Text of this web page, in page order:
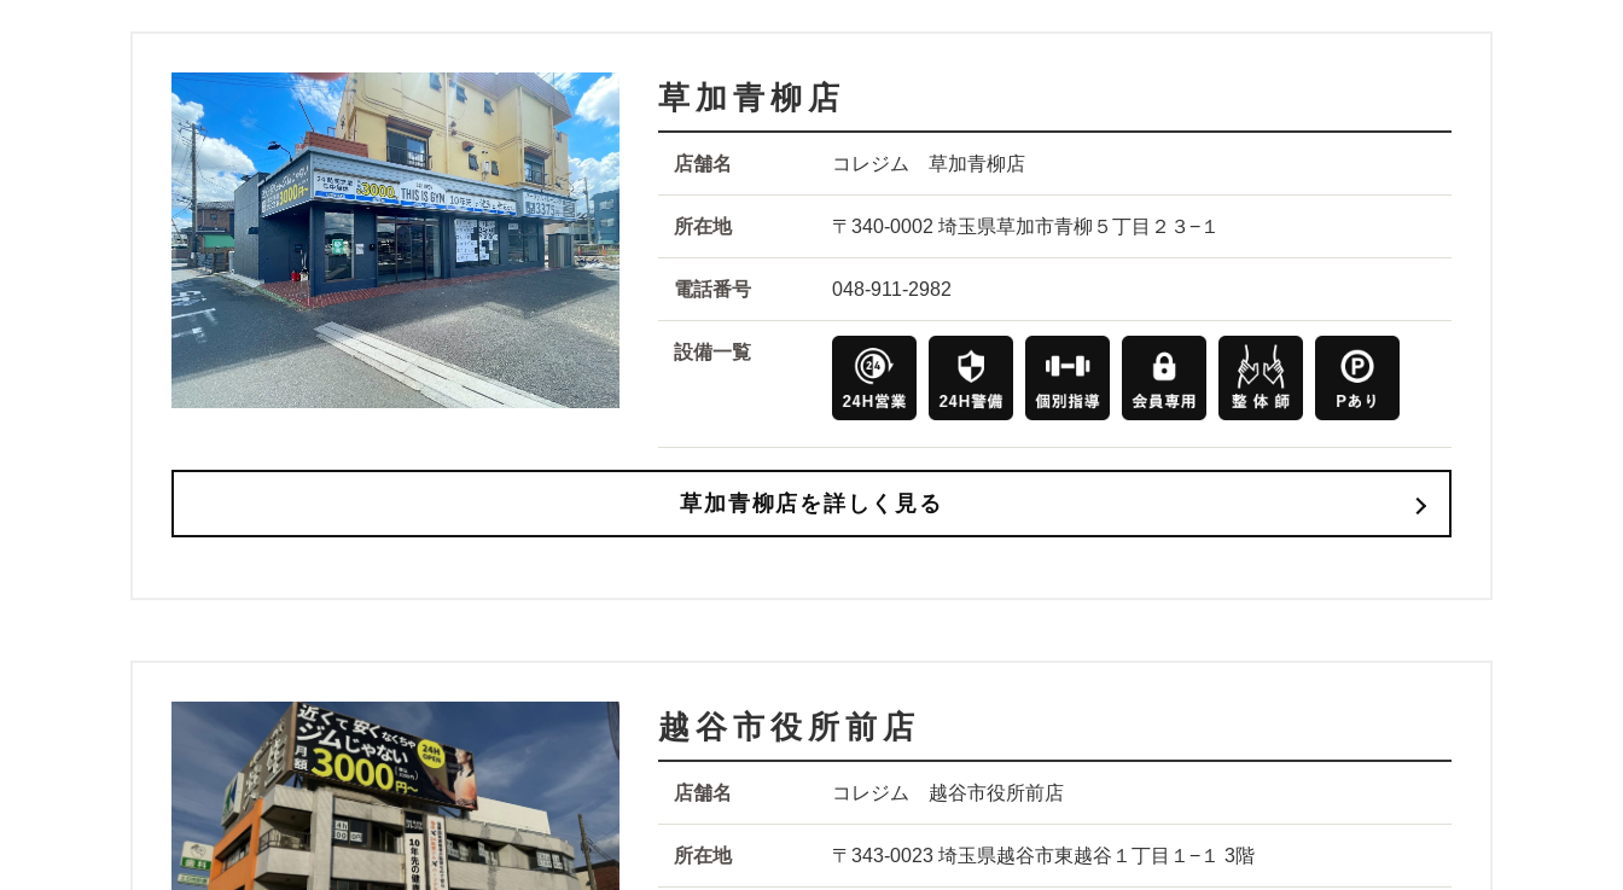
草加青柳店
店舗名 コレジム 草加青柳店
所在地 〒340-0002 埼玉県草加市青柳５丁目２３−１
電話番号 048-911-2982
設備一覧
草加青柳店を詳しく見る
越谷市役所前店
店舗名 コレジム 越谷市役所前店
所在地 〒343-0023 埼玉県越谷市東越谷１丁目１−１ 3階